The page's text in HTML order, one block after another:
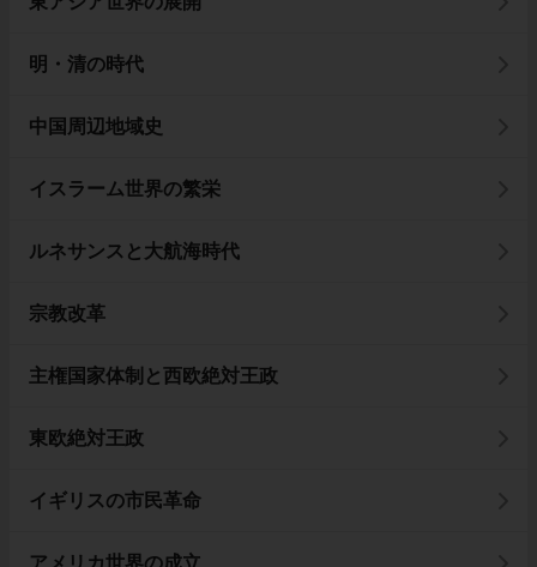
明・清の時代
中国周辺地域史
イスラーム世界の繁栄
ルネサンスと大航海時代
宗教改革
主権国家体制と西欧絶対王政
東欧絶対王政
イギリスの市民革命
アメリカ世界の成立